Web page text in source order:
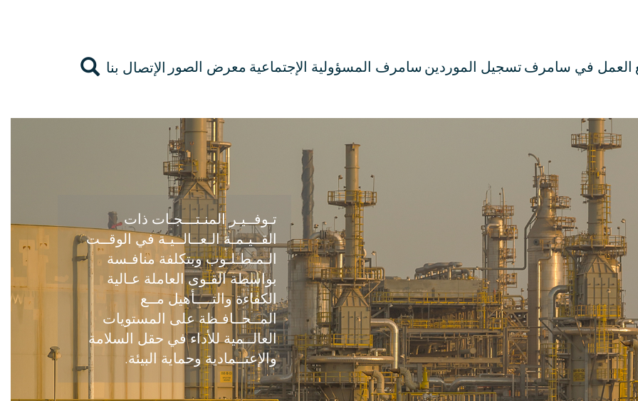
العمل في سامرفتسجيل الموردينسامرف المسؤولية الإجتماعية معرض الصور الإتصال بنا
تـوفــيـر المنـتـــجـات ذات
القــيـمـة الـعــالــيـة في الوقــت
الـمـطـلـوب وبتكلفة منافـسة
بواسطة القـوى العاملة عـالية
الكفاءة والتــــأهيل مــع
المــحــافـظة على المستويات
العالــمية للأداء في حقل السلامة
والإعتــمادية وحماية البيئة.